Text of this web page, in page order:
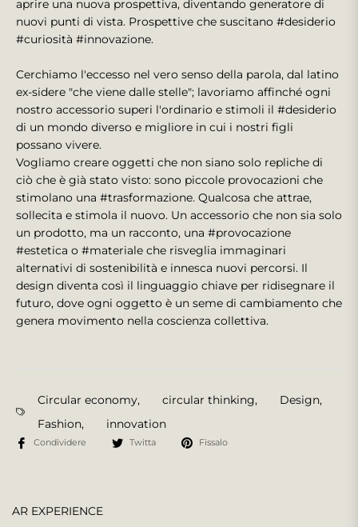
aprire una nuova prospettiva, diventando generatore di
nuovi punti di vista. Prospettive che suscitano #desiderio
#curiosità #innovazione.
Cerchiamo l'eccesso nel vero senso della parola, dal latino
ex-sidere "che viene dalle stelle"; lavoriamo affinché ogni
nostro accessorio superi l'ordinario e stimoli il #desiderio
di un mondo diverso e migliore in cui i nostri figli
possano vivere.
Vogliamo creare oggetti che non siano solo repliche di
ciò che è già stato visto: sono piccole provocazioni che
stimolano una #trasformazione. Qualcosa che attrae,
sollecita e stimola il nuovo. Un accessorio che non sia solo
un prodotto, ma un racconto, una #provocazione
#estetica o #materiale che risveglia immaginari
alternativi di sostenibilità e innesca nuovi percorsi. Il
design diventa così il linguaggio chiave per ridisegnare il
futuro, dove ogni oggetto è un seme di cambiamento che
genera movimento nella coscienza collettiva.
Circular economy, circular thinking, Design,
Fashion, innovation
Condividere Twitta Fissalo
AR EXPERIENCE